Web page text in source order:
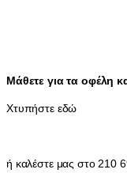
Μάθετε για τα οφέλη
Χτυπήστε εδώ
ή καλέστε μας στο 210